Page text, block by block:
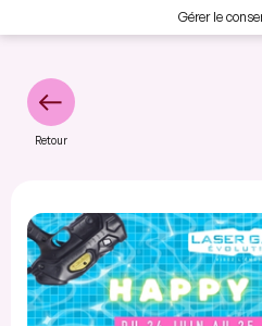
Gérer le
Retour